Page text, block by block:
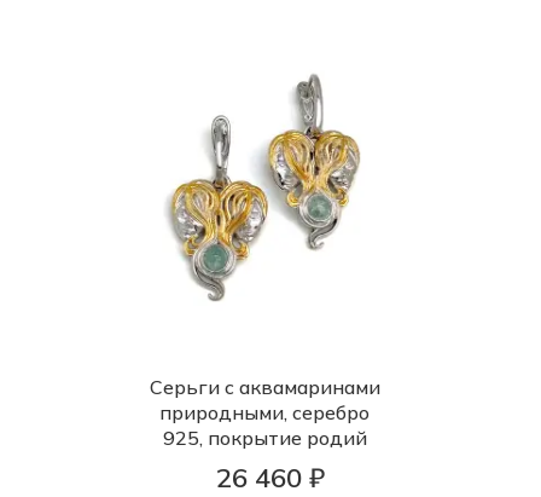
Серьги с аквамаринами
природными, серебро
925, покрытие родий
26 460 ₽